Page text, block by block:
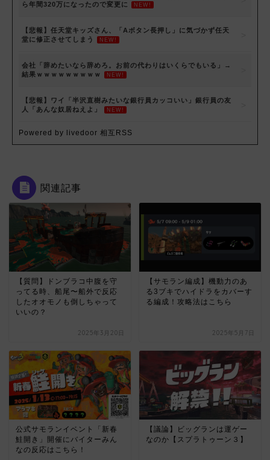
ら年間320万になったので変更に
NEW!
【悲報】任天堂キッズさん、「Aボタン長押し」に気づかず任天
堂に修正させてしまう
NEW!
会社「辞めたいなら辞めろ。お前の代わりはいくらでもいる」→
結果ｗｗｗｗｗｗｗｗｗ
NEW!
【悲報】ワイ「半沢直樹みたいな銀行員カッコいい」銀行員の友
人「あんな奴居ねえよ」
NEW!
Powered by livedoor 相互RSS
関連記事
【質問】ドンブラコ中腹を守
ってる時、船尾〜船外で反応
したオオモノも倒しちゃって
いいの？
2025年3月20日
【サモラン編成】機動力のあ
る3ブキでハイドラをカバーす
る編成！攻略法はこちら
2025年5月7日
公式サモランイベント「新春
鮭開き」開催にバイターみん
なの反応はこちら！
【議論】ビッグランは運ゲー
なのか【スプラトゥーン３】